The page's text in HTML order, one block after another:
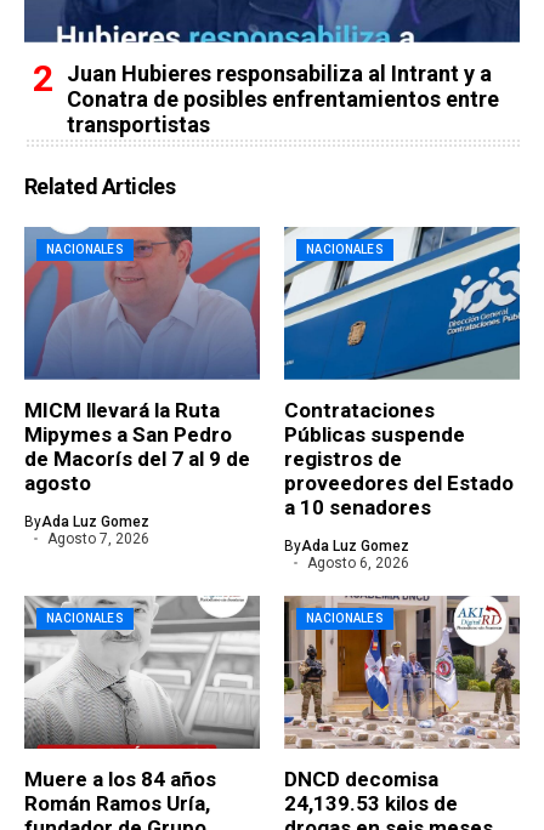
Juan Hubieres responsabiliza al Intrant y a
Conatra de posibles enfrentamientos entre
transportistas
Related Articles
NACIONALES
MICM llevará la Ruta
Mipymes a San Pedro
de Macorís del 7 al 9 de
agosto
ByAda Luz Gomez
Agosto 7, 2026
NACIONALES
Contrataciones
Públicas suspende
registros de
proveedores del Estado
a 10 senadores
ByAda Luz Gomez
Agosto 6, 2026
NACIONALES
Muere a los 84 años
Román Ramos Uría,
NACIONALES
DNCD decomisa
24,139.53 kilos de